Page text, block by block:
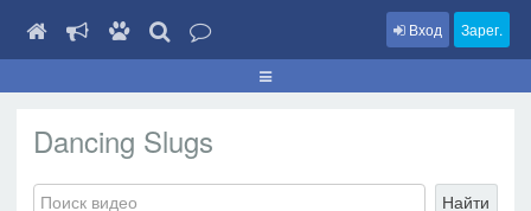
Вход Зарег.
Dancing Slugs
Найти